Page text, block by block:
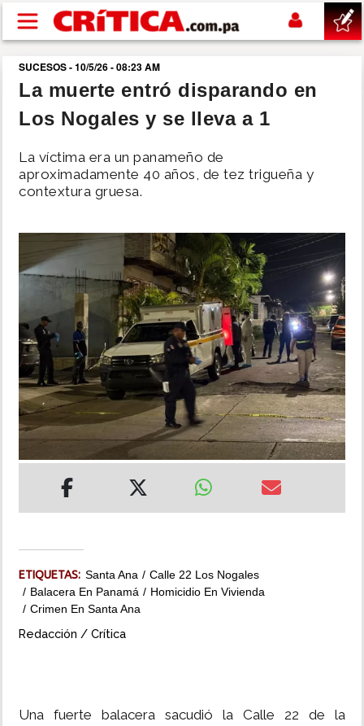
Pasar al contenido principal
buscar
SUCESOS
NACIONAL
DEPORTES
MUNDO
INSÓLITAS
MULTIMEDIA
IMPRESO
SUCESOS - 10/5/26 - 08:23 AM
La muerte entró disparando en
Los Nogales y se lleva a 1
La víctima era un panameño de
aproximadamente 40 años, de tez trigueña y
contextura gruesa.
ETIQUETAS: Santa Ana
Calle 22 Los Nogales
Balacera En Panamá
Homicidio En Vivienda
Crimen En Santa Ana
Redacción / Crítica
Una fuerte balacera sacudió la Calle 22 de la